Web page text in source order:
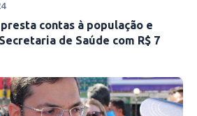
contas à população e
de Saúde com R$ 7